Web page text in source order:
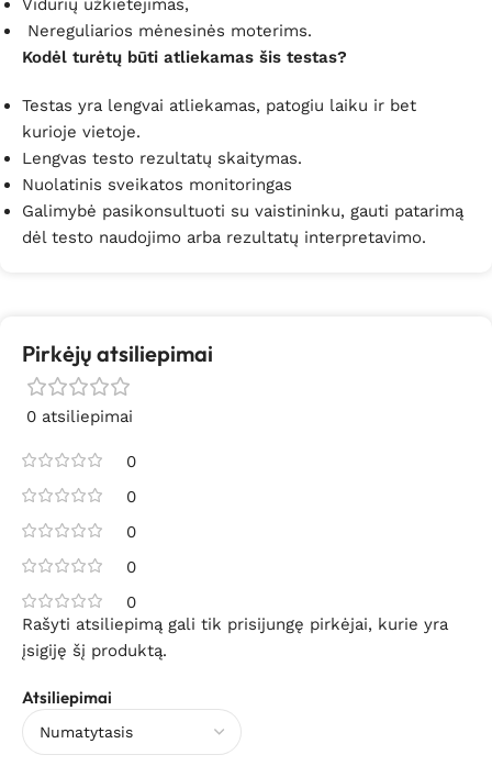
Vidurių užkietėjimas,
Nereguliarios mėnesinės moterims.
Kodėl turėtų būti atliekamas šis testas?
Testas yra lengvai atliekamas, patogiu laiku ir bet
kurioje vietoje.
Lengvas testo rezultatų skaitymas.
Nuolatinis sveikatos monitoringas
Galimybė pasikonsultuoti su vaistininku, gauti patarimą
dėl testo naudojimo arba rezultatų interpretavimo.
Pirkėjų atsiliepimai
0 atsiliepimai
0
0
0
0
0
Atsiliepimai
Rašyti atsiliepimą gali tik prisijungę pirkėjai, kurie yra
įsigiję šį produktą.